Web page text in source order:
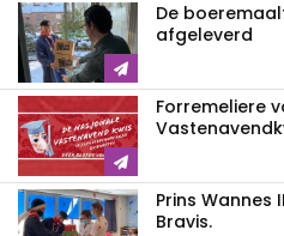
De
afgeleverd
Forremeliere
Prins
Bravis.